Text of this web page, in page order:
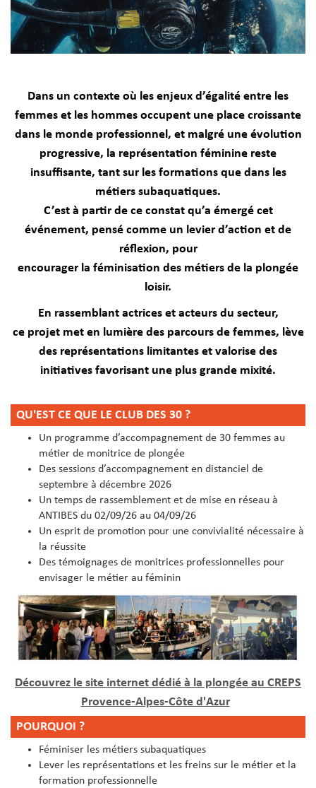
Dans un contexte où les enjeux d’égalité entre les
femmes et les hommes occupent une place croissante
dans le monde professionnel, et malgré une évolution
progressive, la représentation féminine reste
insuffisante, tant sur les formations que dans les
métiers subaquatiques.
C’est à partir de ce constat qu’a émergé cet
événement, pensé comme un levier d’action et de
réflexion, pour
encourager la féminisation des métiers de la plongée
loisir.
En rassemblant actrices et acteurs du secteur,
ce projet met en lumière des parcours de femmes, lève
des représentations limitantes et valorise des
initiatives favorisant une plus grande mixité.
QU'EST CE QUE LE CLUB DES 30 ?
Un programme d’accompagnement de 30 femmes au
métier de monitrice de plongée
Des sessions d’accompagnement en distanciel de
septembre à décembre 2026
Un temps de rassemblement et de mise en réseau à
ANTIBES du 02/09/26 au 04/09/26
Un esprit de promotion pour une convivialité nécessaire à
la réussite
Des témoignages de monitrices professionnelles pour
envisager le métier au féminin
Découvrez le site internet dédié à la plongée au CREPS
Provence-Alpes-Côte d'Azur
POURQUOI ?
Féminiser les métiers subaquatiques
Lever les représentations et les freins sur le métier et la
formation professionnelle